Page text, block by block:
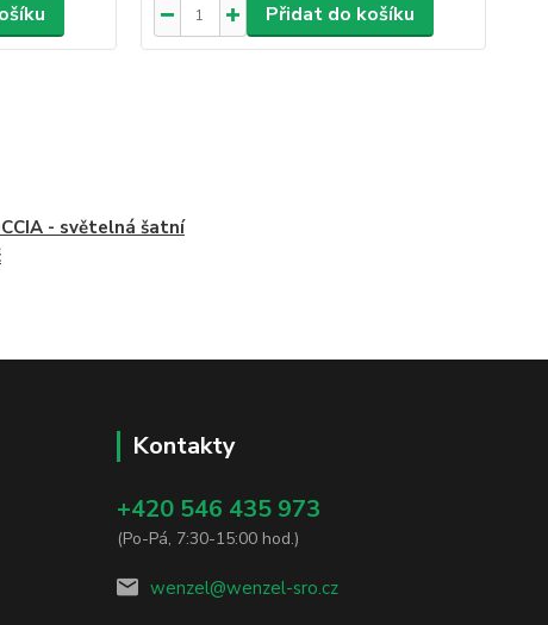
Přidat do košíku
- světelná šatní
Kontakty
+420 546 435 973
(Po-Pá, 7:30-15:00 hod.)
wenzel@wenzel-sro.cz